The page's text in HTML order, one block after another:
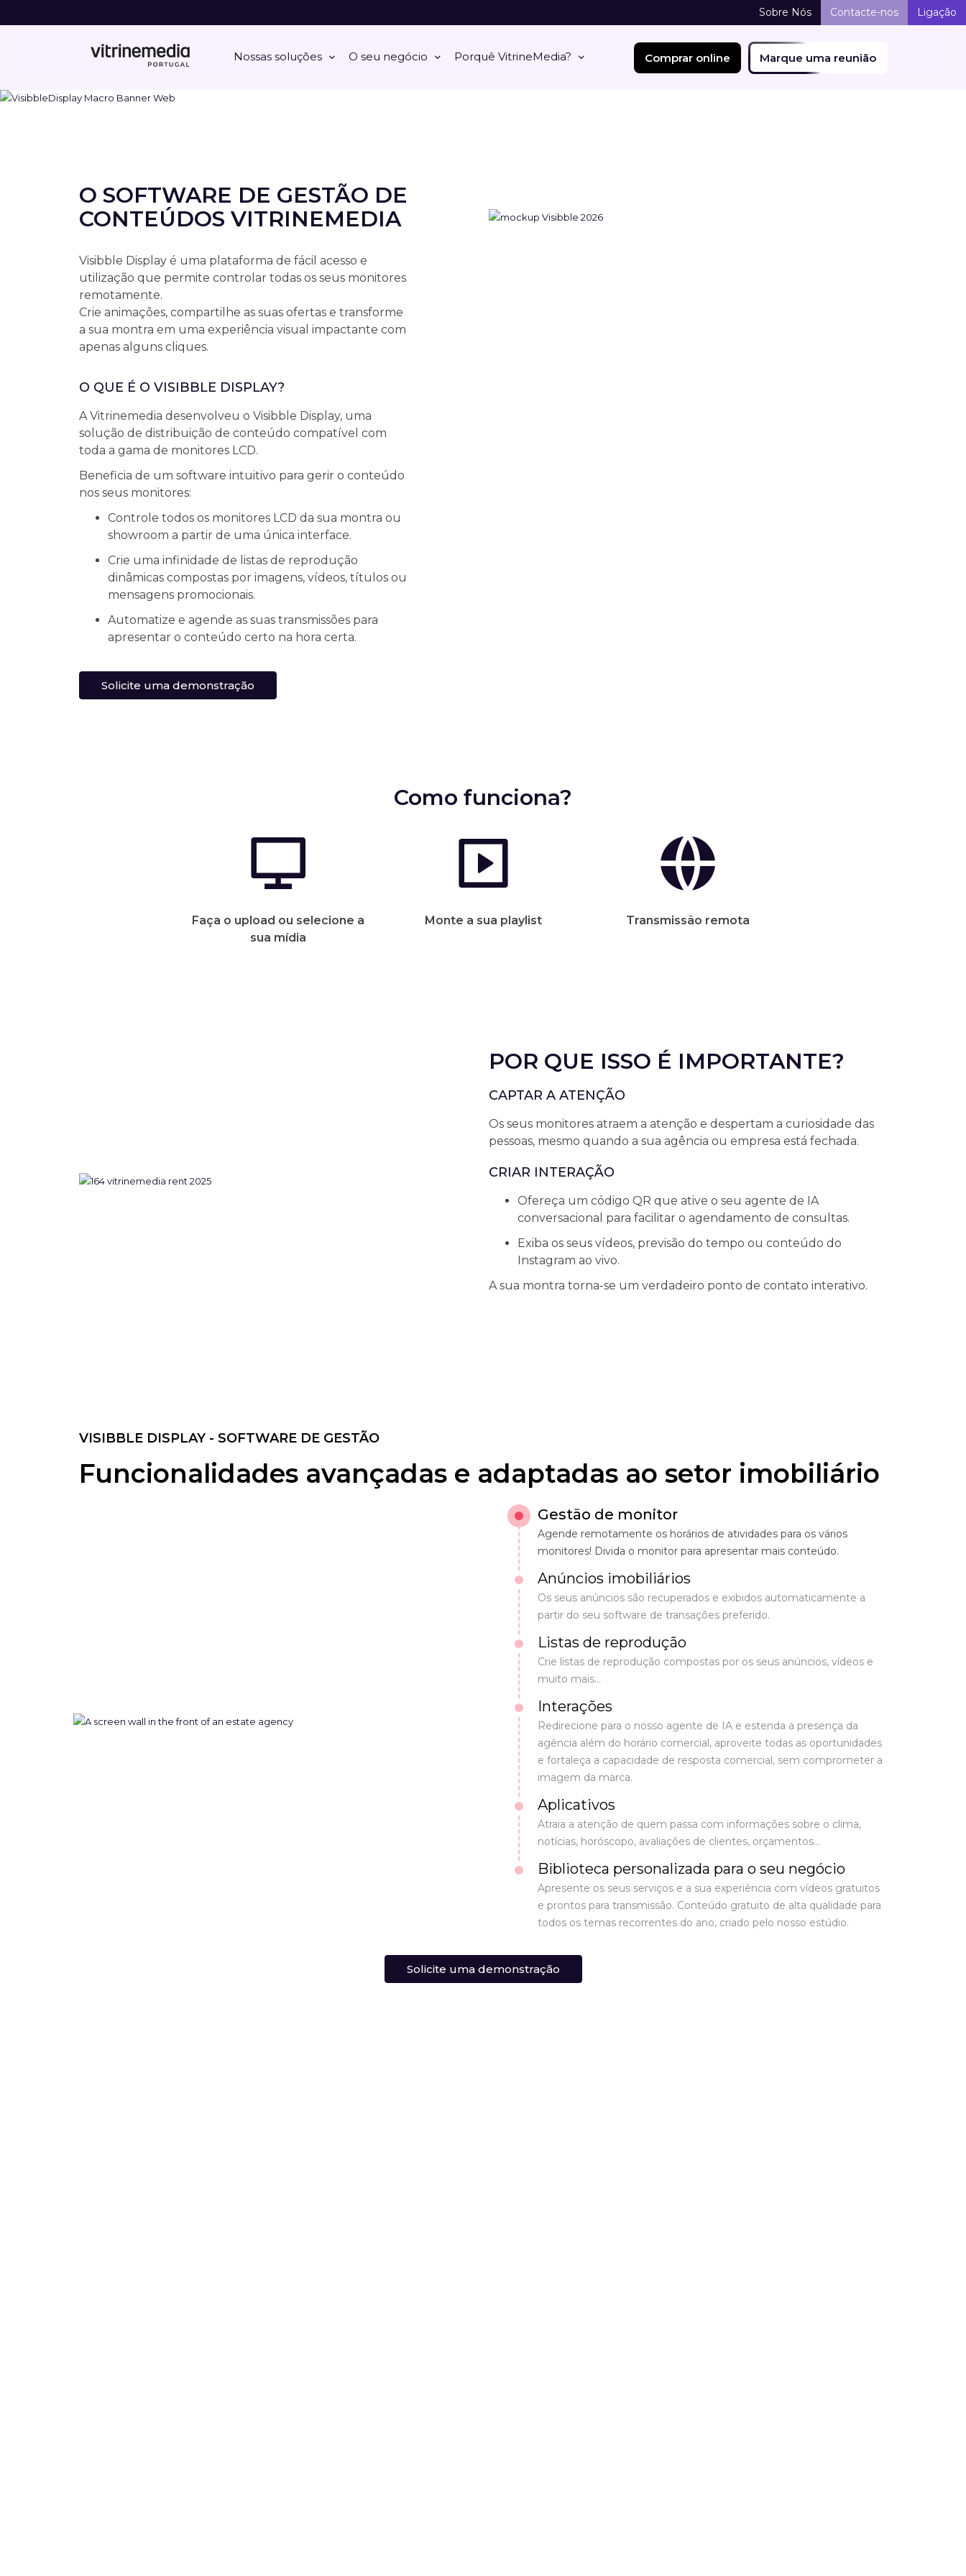
Nossas soluções O seu negócio Porquê VitrineMedia? Comprar online Marque uma reunião
Sobre Nós Contacte-nos Ligação
O SOFTWARE DE GESTÃO DE
CONTEÚDOS VITRINEMEDIA
Visibble Display é uma plataforma de fácil acesso e
utilização que permite controlar todas os seus monitores
remotamente.
Crie animações, compartilhe as suas ofertas e transforme
a sua montra em uma experiência visual impactante com
apenas alguns cliques.
O QUE É O VISIBBLE DISPLAY?
A Vitrinemedia desenvolveu o Visibble Display, uma
solução de distribuição de conteúdo compatível com
toda a gama de monitores LCD.
Beneficia de um software intuitivo para gerir o conteúdo
nos seus monitores:
Controle todos os monitores LCD da sua montra ou
showroom a partir de uma única interface.
Crie uma infinidade de listas de reprodução
dinâmicas compostas por imagens, vídeos, títulos ou
mensagens promocionais.
Automatize e agende as suas transmissões para
apresentar o conteúdo certo na hora certa.
Solicite uma demonstração
Como funciona?
Faça o upload ou selecione a
sua mídia
Monte a sua playlist Transmissão remota
POR QUE ISSO É IMPORTANTE?
CAPTAR A ATENÇÃO
Os seus monitores atraem a atenção e despertam a curiosidade das
pessoas, mesmo quando a sua agência ou empresa está fechada.
CRIAR INTERAÇÃO
Ofereça um código QR que ative o seu agente de IA
conversacional para facilitar o agendamento de consultas.
Exiba os seus vídeos, previsão do tempo ou conteúdo do
Instagram ao vivo.
A sua montra torna-se um verdadeiro ponto de contato interativo.
VISIBBLE DISPLAY - SOFTWARE DE GESTÃO
Funcionalidades avançadas e adaptadas ao setor imobiliário
Gestão de monitor
Agende remotamente os horários de atividades para os vários
monitores! Divida o monitor para apresentar mais conteúdo.
Anúncios imobiliários
Os seus anúncios são recuperados e exibidos automaticamente a
partir do seu software de transações preferido.
Listas de reprodução
Crie listas de reprodução compostas por os seus anúncios, vídeos e
muito mais...
Interações
Redirecione para o nosso agente de IA e estenda a presença da
agência além do horário comercial, aproveite todas as oportunidades
e fortaleça a capacidade de resposta comercial, sem comprometer a
imagem da marca.
Aplicativos
Atraia a atenção de quem passa com informações sobre o clima,
notícias, horóscopo, avaliações de clientes, orçamentos...
Biblioteca personalizada para o seu negócio
Apresente os seus serviços e a sua experiência com vídeos gratuitos
e prontos para transmissão. Conteúdo gratuito de alta qualidade para
todos os temas recorrentes do ano, criado pelo nosso estúdio.
Solicite uma demonstração